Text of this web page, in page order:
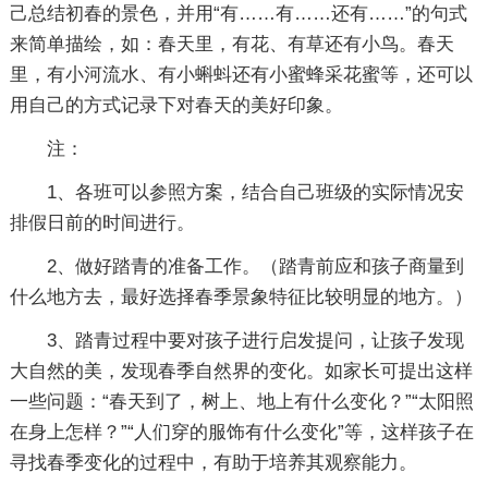
己总结初春的景色，并用“有……有……还有……”的句式
来简单描绘，如：春天里，有花、有草还有小鸟。春天
里，有小河流水、有小蝌蚪还有小蜜蜂采花蜜等，还可以
用自己的方式记录下对春天的美好印象。
注：
1、各班可以参照方案，结合自己班级的实际情况安
排假日前的时间进行。
2、做好踏青的准备工作。（踏青前应和孩子商量到
什么地方去，最好选择春季景象特征比较明显的地方。）
3、踏青过程中要对孩子进行启发提问，让孩子发现
大自然的美，发现春季自然界的变化。如家长可提出这样
一些问题：“春天到了，树上、地上有什么变化？”“太阳照
在身上怎样？”“人们穿的服饰有什么变化”等，这样孩子在
寻找春季变化的过程中，有助于培养其观察能力。